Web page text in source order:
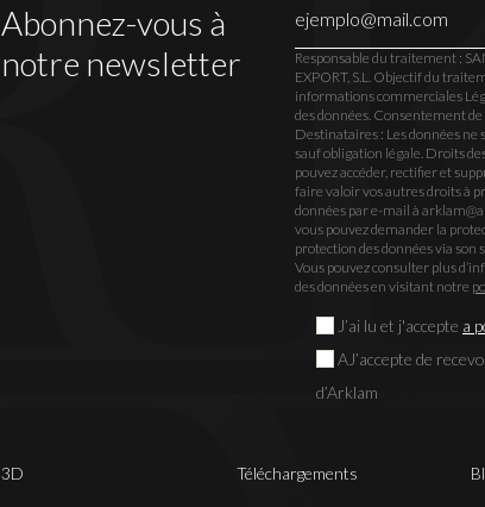
Abonnez-vous à
notre newsletter
Responsable du traitement :
EXPORT, S.L. Objectif du
informations commerciales
des données. Consentement
Destinataires : Les données ne
sauf obligation légale. Droits
pouvez accéder, rectifier et
faire valoir vos autres droits à
données par e-mail à
vous pouvez demander la
protection des données via son
Vous pouvez consulter plus
des données en visitant notre
J’ai lu et j'accepte a
AJ’accepte de
d’Arklam
3D Téléchargements